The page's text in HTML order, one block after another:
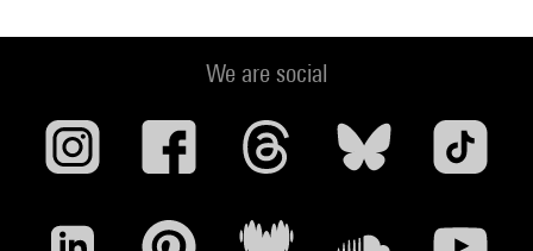
We are social